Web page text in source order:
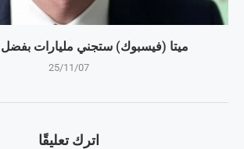
ميتا (فيسبوك) ستجني مليارات بفضل
25/11/07
اترك تعليقًا